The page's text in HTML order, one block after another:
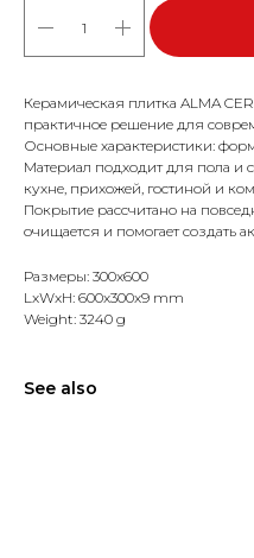
Керамическая плитка ALMA
практичное решение для
Основные характеристики:
Материал подходит для пола и
кухне, прихожей, гостиной и
Покрытие рассчитано на
очищается и помогает создать
Размеры: 300x600
LxWxH: 600x300x9 mm
Weight: 3240 g
See also